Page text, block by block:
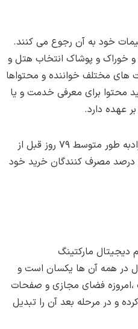
خود به آن رجوع می کنند.
و خوراک و پوشاک انتخاب هتل و
های مختلف خواننده و محتواها
محتوا برای معرفی خدمت و یا
عهده دارد.
طبق تحقیقات و نظرسنجی که سایت مارکتو از مردم انجام داده است مشخص شد که افرادبه طور متوسط ۷۹ روز قبل از
خرید یک محصول تحقیقات خود را برای دریافت اطلاعات در اینترنت شروع می کنند و ۸۱ درصد مصرف کنندگان خرید خود
دیجیتال مارکتینگ
در همه آن ها یکسان است و
،امروزه فضای مجازی و صفحات
و در مرحله بعد آن را تبدیل